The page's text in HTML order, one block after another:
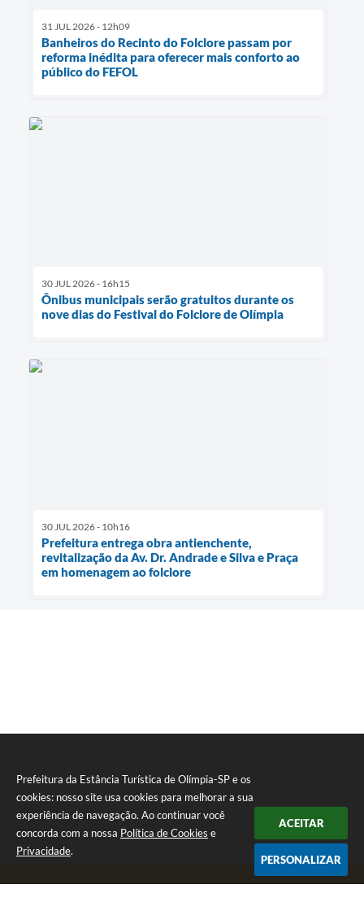
Prefeitura da Estância Turística de Olímpia-SP e os
cookies: nosso site usa cookies para melhorar a sua
experiência de navegação. Ao continuar você
concorda com a nossa Política de Cookies e
Privacidade.
ACEITAR
PERSONALIZAR
31 JUL 2026 - 12h09
Banheiros do Recinto do Folclore passam por
reforma inédita para oferecer mais conforto ao
público do FEFOL
30 JUL 2026 - 16h15
Ônibus municipais serão gratuitos durante os
nove dias do Festival do Folclore de Olímpia
30 JUL 2026 - 10h16
Prefeitura entrega obra antienchente,
revitalização da Av. Dr. Andrade e Silva e Praça
em homenagem ao folclore